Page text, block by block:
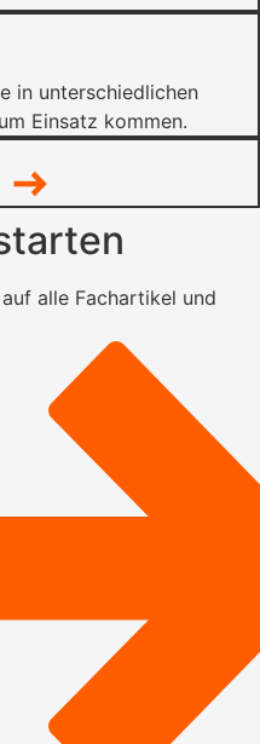
in unterschiedlichen
Einsatz kommen.
alle Fachartikel und